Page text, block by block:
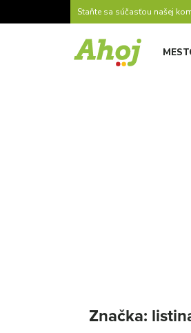
Staňte sa súčasťou našej
Značka: